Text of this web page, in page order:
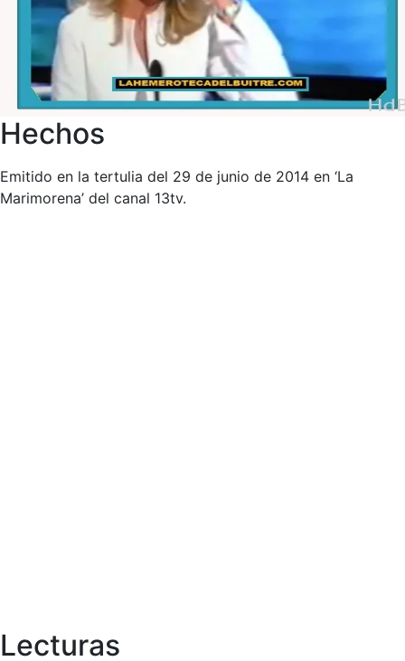
Hechos
Emitido en la tertulia del 29 de junio de 2014 en ‘La
Marimorena’ del canal 13tv.
Lecturas